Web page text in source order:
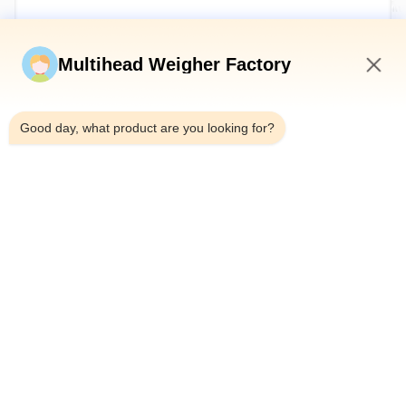
Wyślij teraz
Multihead Weigher Factory
Good day, what product are you looking for?